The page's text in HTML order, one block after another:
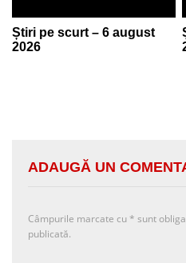
Știri pe scurt – 6 august
2026
ADAUGĂ UN
Câmpurile marcate cu * sunt
publicată.